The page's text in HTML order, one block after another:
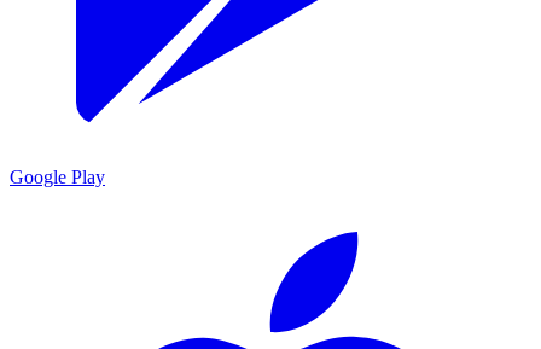
Google Play